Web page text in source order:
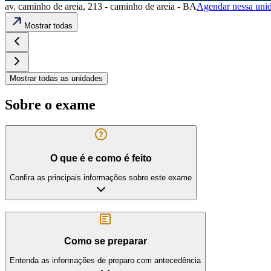
av. caminho de areia, 213 - caminho de areia - BAAgendar nessa
Mostrar todas
Mostrar todas as unidades
Sobre o exame
O que é e como é feito
Confira as principais informações sobre este exame
Como se preparar
Entenda as informações de preparo com antecedência